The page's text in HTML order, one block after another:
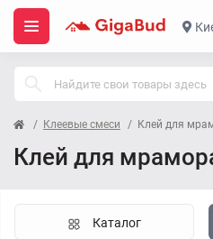
Клеевые смеси Клей для
Клей для
Каталог